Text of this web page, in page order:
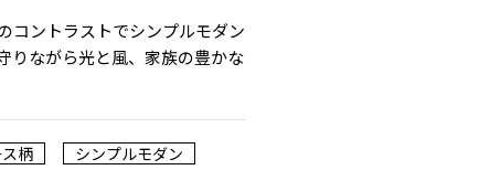
コントラストでシンプルモダン
りながら光と風、家族の豊かな
柄
シンプルモダン